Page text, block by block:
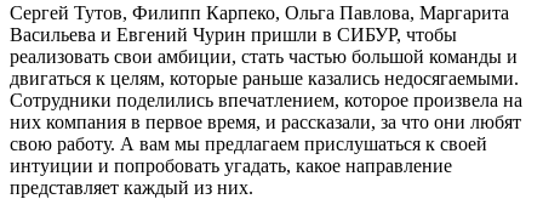
Сергей Тутов, Филипп Карпеко, Ольга Павлова, Маргарита
Васильева и Евгений Чурин пришли в СИБУР, чтобы
реализовать свои амбиции, стать частью большой команды и
двигаться к целям, которые раньше казались недосягаемыми.
Сотрудники поделились впечатлением, которое произвела на
них компания в первое время, и рассказали, за что они любят
свою работу. А вам мы предлагаем прислушаться к своей
интуиции и попробовать угадать, какое направление
представляет каждый из них.